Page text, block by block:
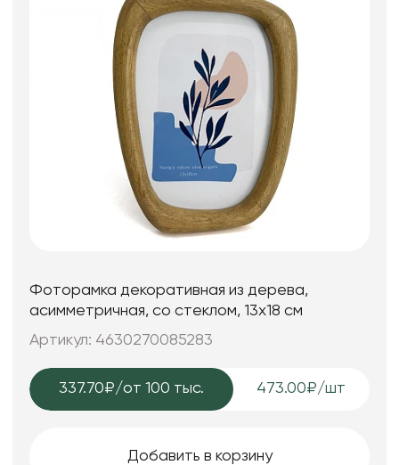
Фоторамка декоративная из дерева,
асимметричная, со стеклом, 13x18 см
Артикул: 4630270085283
337.70₽/от 100 тыс. 473.00₽/шт
Добавить в корзину